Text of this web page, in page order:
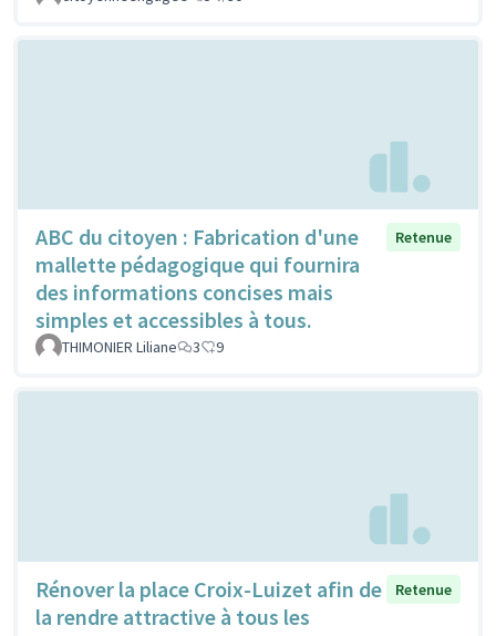
ABC du citoyen : Fabrication d'une
mallette pédagogique qui fournira
des informations concises mais
simples et accessibles à tous.
Retenue
THIMONIER Liliane 3 9
Rénover la place Croix-Luizet afin de
la rendre attractive à tous les
Retenue